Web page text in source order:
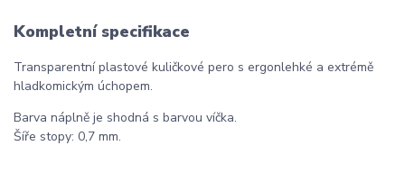
Kompletní specifikace
Transparentní plastové kuličkové pero s ergonlehké a extrémě
hladkomickým úchopem.
Barva náplně je shodná s barvou víčka.
Šíře stopy: 0,7 mm.